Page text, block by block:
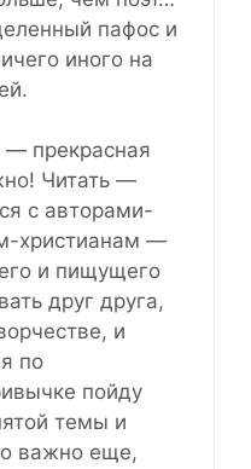
пафос и
иного на
прекрасная
Читать —
с авторами-
христианам —
и пищущего
друг друга,
и
по
пойду
темы и
важно еще,